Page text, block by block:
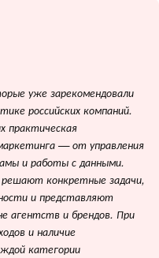
уже зарекомендовали
российских компаний.
практическая
— от управления
и работы с данными.
конкретные задачи,
и представляют
агентств и брендов. При
и наличие
категории